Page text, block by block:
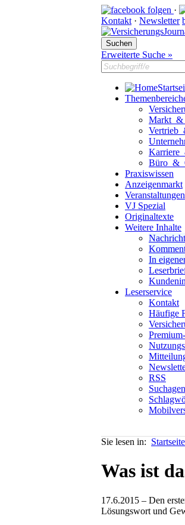
·
Kontakt · Newsletter
Erweiterte Suche »
Markt
Vertrieb
Karriere
Büro &
Praxiswissen
Anzeigenmarkt
Veranstaltungen
VJ Spezial
Originaltexte
Weitere Inhalte
In
Leserservice
Kontakt
Häufige
RSS
Sie lesen in: Startseite
Was ist
17.6.2015 – Den
Lösungswort und